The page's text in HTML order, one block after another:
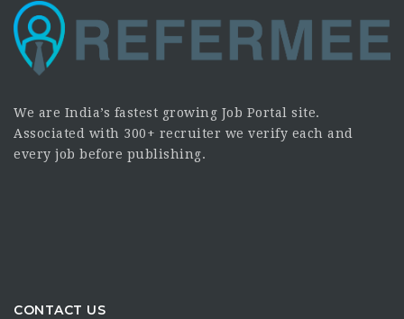
We are India’s fastest growing Job Portal site.
Associated with 300+ recruiter we verify each and
every job before publishing.
CONTACT US